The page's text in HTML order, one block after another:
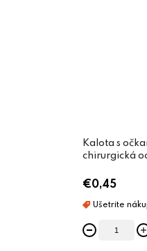
Kalota s
chirurgická
€0,45